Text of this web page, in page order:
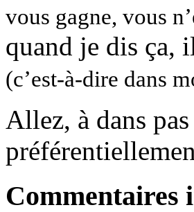
vous gagne, vous
quand je dis ça,
(c’est-à-dire dans
Allez, à dans
Commentaires